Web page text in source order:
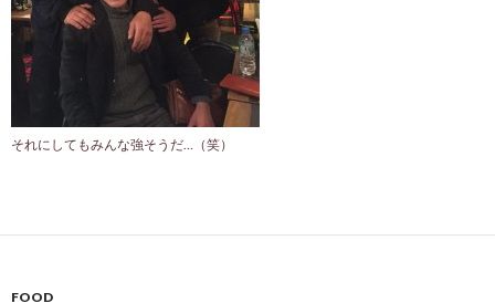
それにしてもみんな強そうだ…（笑）
FOOD